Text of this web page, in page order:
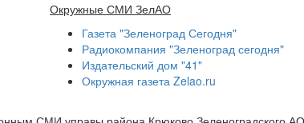
Окружные СМИ ЗелАО
Газета "Зеленоград Сегодня"
Радиокомпания "Зеленоград сегодня"
Издательский дом "41"
Окружная газета Zelao.ru